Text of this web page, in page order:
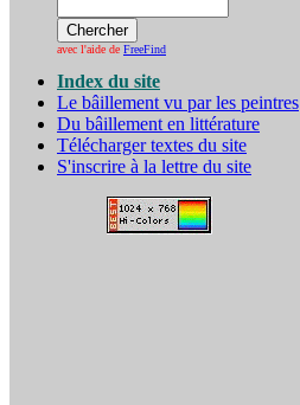
avec l'aide de FreeFind
Index du site
Le bâillement vu par les peintres
Du bâillement en littérature
Télécharger textes du site
S'inscrire à la lettre du site